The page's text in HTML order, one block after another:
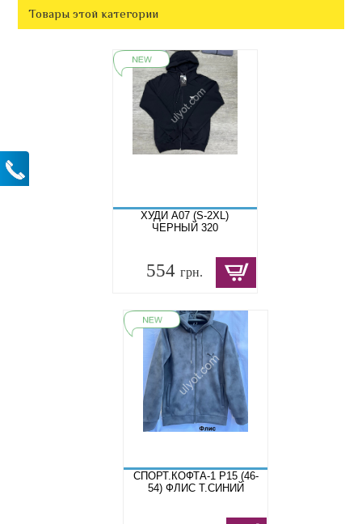
Товары этой категории
ХУДИ A07 (S-2XL)
ЧЕРНЫЙ 320
554 грн.
СПОРТ.КОФТА-1 P15 (46-
54) ФЛИС Т.СИНИЙ